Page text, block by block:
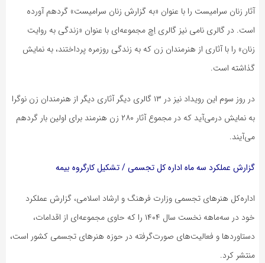
آثار زنان سرامیست را با عنوان «به گزارش زنان سرامیست» گردهم آورده
است. در گالری نامی نیز گالری اِچ مجموعه‌ای با عنوان «زندگی به روایت
زنان» را با آثاری از هنرمندان زن که به زندگی روزمره پرداختند، به نمایش
گذاشته است.
در روز سوم این رویداد نیز در ۱۳ گالری دیگر آثاری دیگر از هنرمندان زن نوگرا
به نمایش درمی‌آید که در مجموع آثار ۲۸۰ زن هنرمند برای اولین بار گردهم
می‌آیند.
گزارش عملکرد سه ماه اداره کل تجسمی / تشکیل کارگروه بیمه
اداره‌کل هنرهای تجسمی وزارت فرهنگ و ارشاد اسلامی، گزارش عملکرد
خود در سه‌ماهه نخست سال ۱۴۰۴ را که حاوی مجموعه‌ای از اقدامات،
دستاوردها و فعالیت‌های صورت‌گرفته در حوزه هنرهای تجسمی کشور است،
منتشر کرد.